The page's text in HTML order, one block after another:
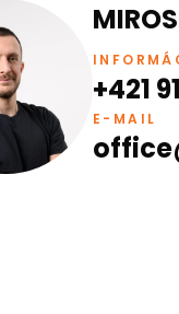
+421
E-MAIL